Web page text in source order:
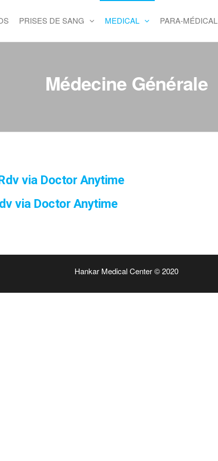
PRISES DE SANG MEDICAL PARA-MÉDICAL
Médecine Générale
via Doctor Anytime
via Doctor Anytime
Hankar Medical Center © 2020